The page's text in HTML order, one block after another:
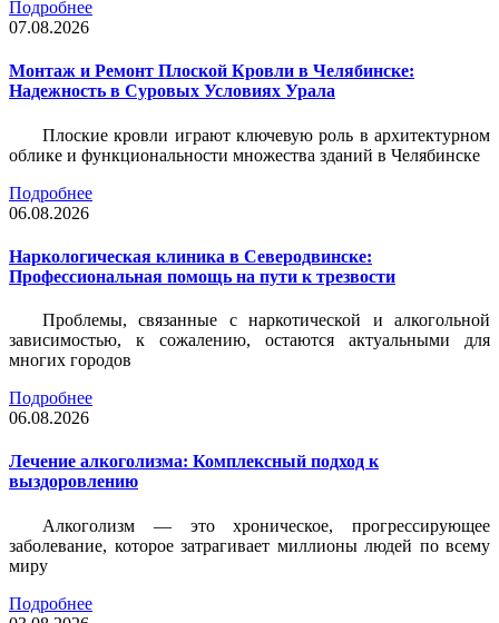
Подробнее
07.08.2026
Монтаж и Ремонт Плоской Кровли в Челябинске:
Надежность в Суровых Условиях Урала
Плоские кровли играют ключевую роль в архитектурном
облике и функциональности множества зданий в Челябинске
Подробнее
06.08.2026
Наркологическая клиника в Северодвинске:
Профессиональная помощь на пути к трезвости
Проблемы, связанные с наркотической и алкогольной
зависимостью, к сожалению, остаются актуальными для
многих городов
Подробнее
06.08.2026
Лечение алкоголизма: Комплексный подход к
выздоровлению
Алкоголизм — это хроническое, прогрессирующее
заболевание, которое затрагивает миллионы людей по всему
миру
Подробнее